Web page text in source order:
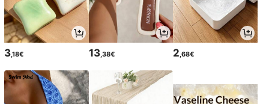
3,18€ 13,38€ 2 ,68€